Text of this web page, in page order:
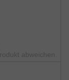
abweichen.